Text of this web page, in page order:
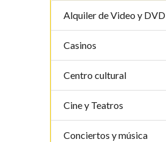
Alquiler de Video y DVD
Casinos
Centro cultural
Cine y Teatros
Conciertos y música